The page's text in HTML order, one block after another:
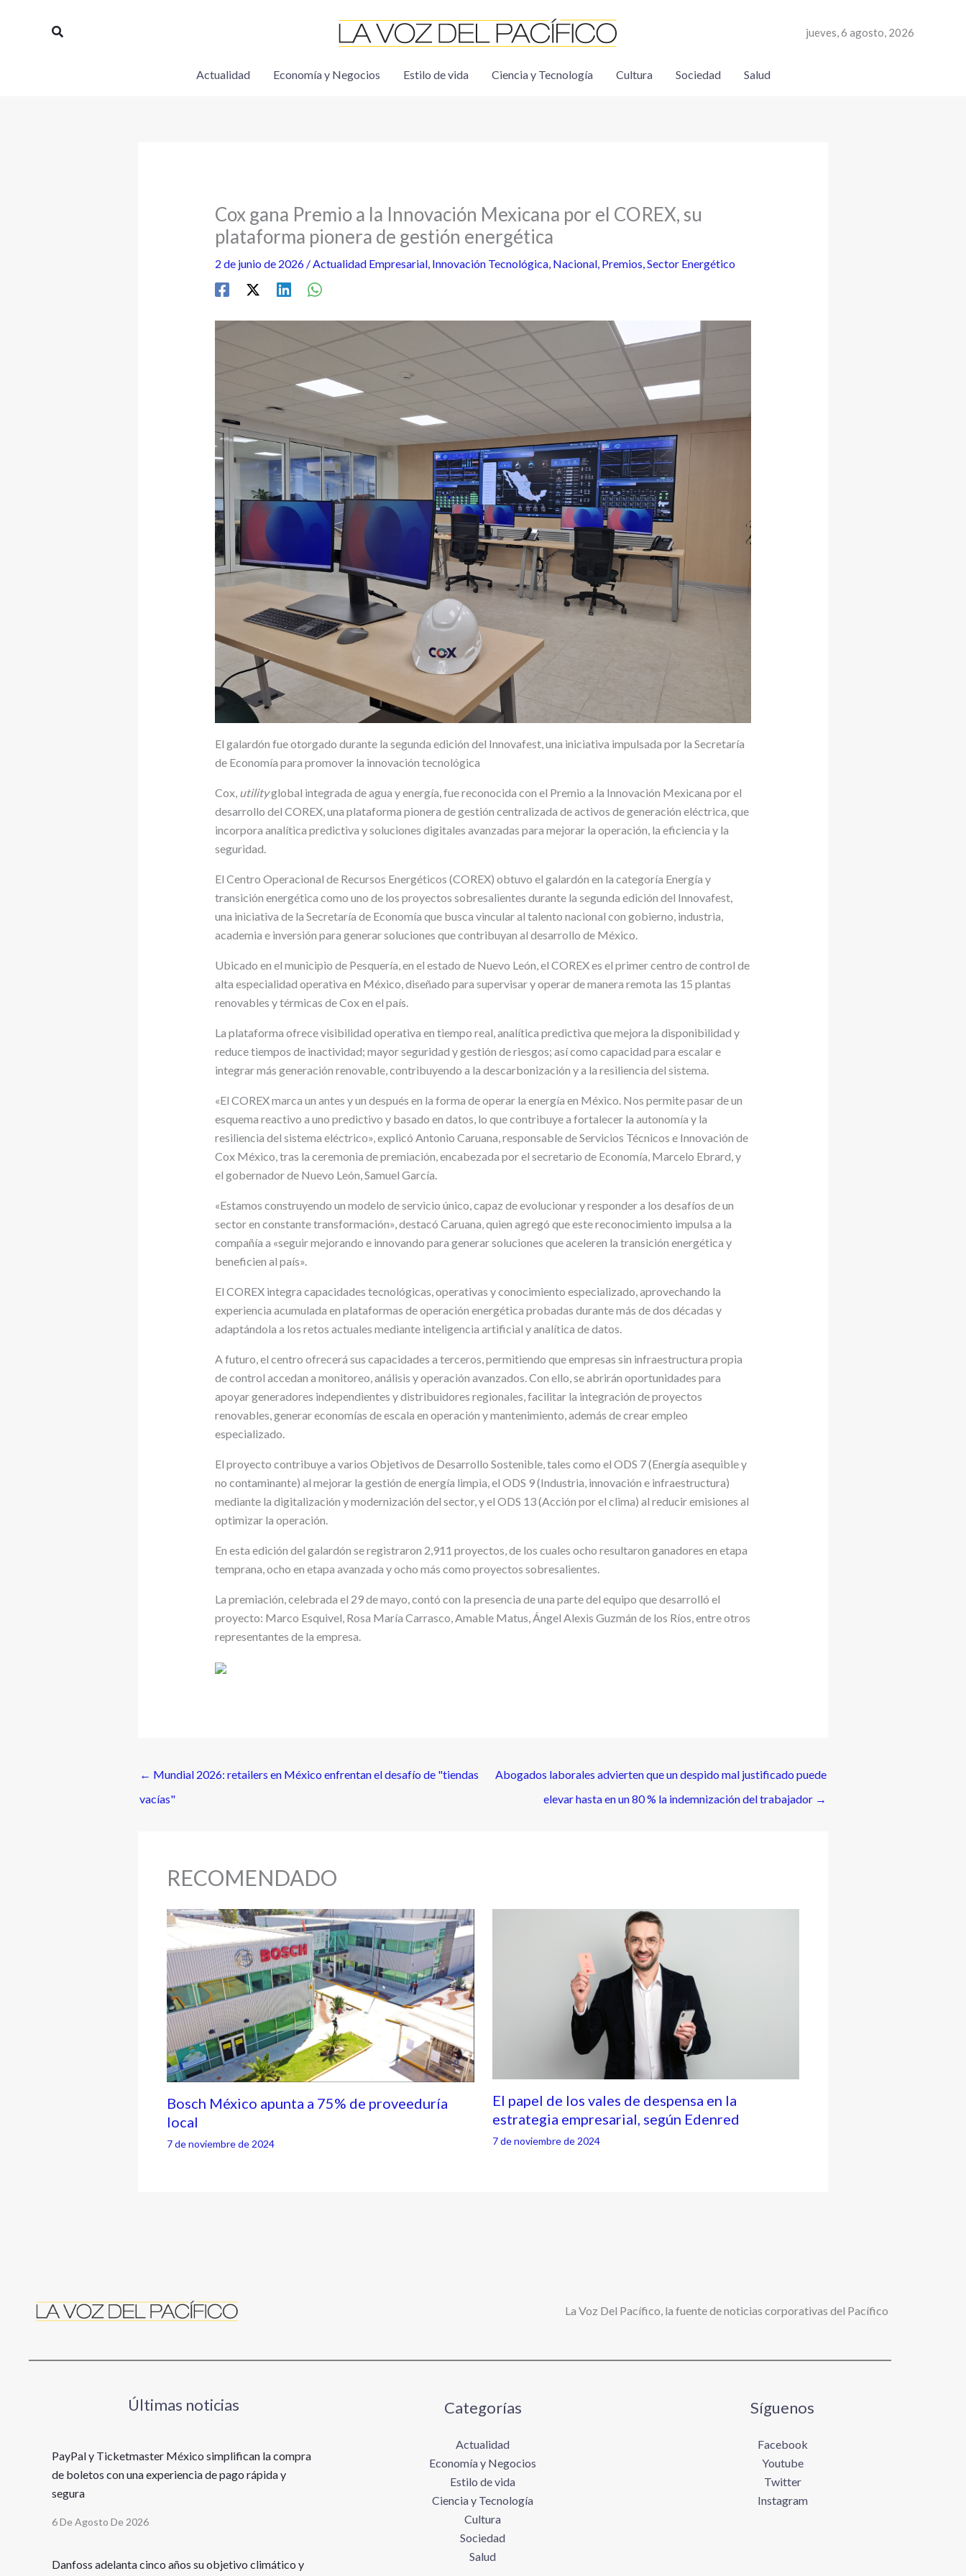
Buscar jueves, 6 agosto, 2026
Actualidad Economía y Negocios Estilo de vida Ciencia y Tecnología Cultura Sociedad Salud
Cox gana Premio a la Innovación Mexicana por el COREX, su
plataforma pionera de gestión energética
2 de junio de 2026 /Actualidad Empresarial, Innovación Tecnológica, Nacional, Premios,Sector Energético
El galardón fue otorgado durante la segunda edición del Innovafest, una iniciativa impulsada por la Secretaría
de Economía para promover la innovación tecnológica
Cox,utilityglobal integrada de agua y energía, fue reconocida con el Premio a la Innovación Mexicana por el
desarrollo del COREX, una plataforma pionera de gestión centralizada de activos de generación eléctrica, que
incorpora analítica predictiva y soluciones digitales avanzadas para mejorar la operación, la eficiencia y la
seguridad.
El Centro Operacional de Recursos Energéticos (COREX) obtuvo el galardón en la categoría Energía y
transición energética como uno de los proyectos sobresalientes durante la segunda edición del Innovafest,
una iniciativa de la Secretaría de Economía que busca vincular al talento nacional con gobierno, industria,
academia e inversión para generar soluciones que contribuyan al desarrollo de México.
Ubicado en el municipio de Pesquería, en el estado de Nuevo León, el COREX es el primer centro de control de
alta especialidad operativa en México, diseñado para supervisar y operar de manera remota las 15 plantas
renovables y térmicas de Cox en el país.
La plataforma ofrece visibilidad operativa en tiempo real, analítica predictiva que mejora la disponibilidad y
reduce tiempos de inactividad; mayor seguridad y gestión de riesgos; así como capacidad para escalar e
integrar más generación renovable, contribuyendo a la descarbonización y a la resiliencia del sistema.
«El COREX marca un antes y un después en la forma de operar la energía en México. Nos permite pasar de un
esquema reactivo a uno predictivo y basado en datos, lo que contribuye a fortalecer la autonomía y la
resiliencia del sistema eléctrico», explicó Antonio Caruana, responsable de Servicios Técnicos e Innovación de
Cox México, tras la ceremonia de premiación, encabezada por el secretario de Economía, Marcelo Ebrard, y
el gobernador de Nuevo León, Samuel García.
«Estamos construyendo un modelo de servicio único, capaz de evolucionar y responder a los desafíos de un
sector en constante transformación», destacó Caruana, quien agregó que este reconocimiento impulsa a la
compañía a «seguir mejorando e innovando para generar soluciones que aceleren la transición energética y
beneficien al país».
El COREX integra capacidades tecnológicas, operativas y conocimiento especializado, aprovechando la
experiencia acumulada en plataformas de operación energética probadas durante más de dos décadas y
adaptándola a los retos actuales mediante inteligencia artificial y analítica de datos.
A futuro, el centro ofrecerá sus capacidades a terceros, permitiendo que empresas sin infraestructura propia
de control accedan a monitoreo, análisis y operación avanzados. Con ello, se abrirán oportunidades para
apoyar generadores independientes y distribuidores regionales, facilitar la integración de proyectos
renovables, generar economías de escala en operación y mantenimiento, además de crear empleo
especializado.
El proyecto contribuye a varios Objetivos de Desarrollo Sostenible, tales como el ODS 7 (Energía asequible y
no contaminante) al mejorar la gestión de energía limpia, el ODS 9 (Industria, innovación e infraestructura)
mediante la digitalización y modernización del sector, y el ODS 13(Acción por el clima) al reducir emisiones al
optimizar la operación.
En esta edición del galardón se registraron 2,911 proyectos, de los cuales ocho resultaron ganadores en etapa
temprana, ocho en etapa avanzada y ocho más como proyectos sobresalientes.
La premiación, celebrada el 29 de mayo, contó con la presencia de una parte del equipo que desarrolló el
proyecto: Marco Esquivel, Rosa María Carrasco, Amable Matus, Ángel Alexis Guzmán de los Ríos, entre otros
representantes de la empresa.
← Mundial 2026: retailers en México enfrentan el desafío de "tiendas
vacías"
Abogados laborales advierten que un despido mal justificado puede
elevar hasta en un 80 % la indemnización del trabajador →
RECOMENDADO
Bosch México apunta a 75% de proveeduría
local
7 de noviembre de 2024
El papel de los vales de despensa en la
estrategia empresarial, según Edenred
7 de noviembre de 2024
La Voz Del Pacífico, la fuente de noticias corporativas del Pacífico
Últimas noticias
PayPal y Ticketmaster México simplifican la compra
de boletos con una experiencia de pago rápida y
segura
6 De Agosto De 2026
Danfoss adelanta cinco años su objetivo climático y
Categorías
Actualidad
Economía y Negocios
Estilo de vida
Ciencia y Tecnología
Cultura
Sociedad
Salud
Síguenos
Facebook
Youtube
Twitter
Instagram